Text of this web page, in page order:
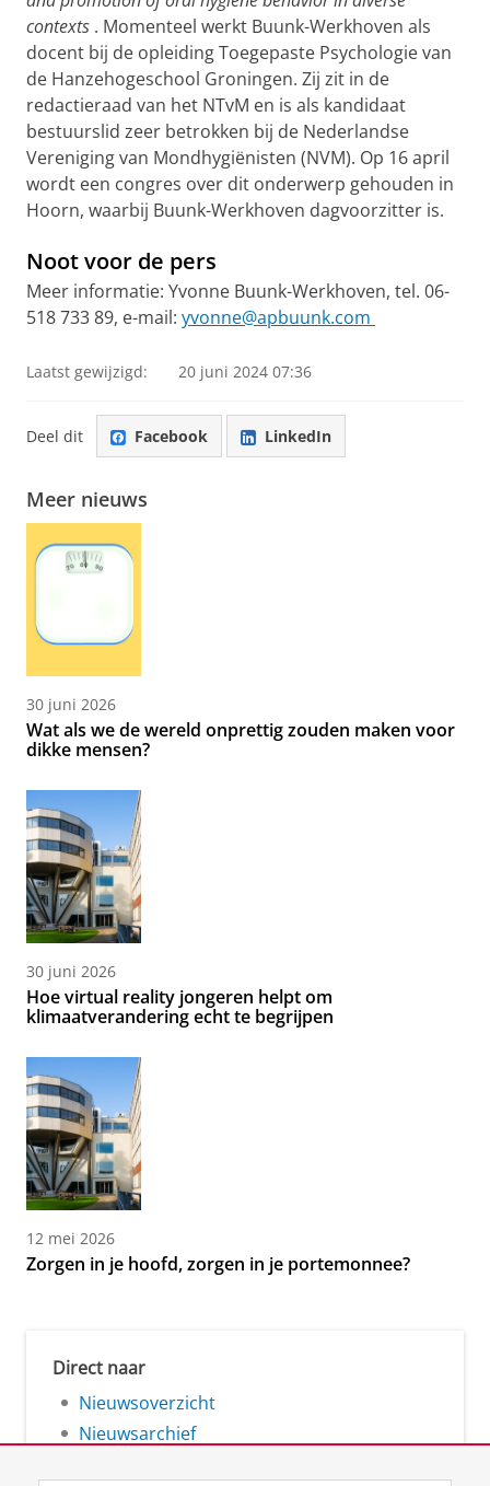
contexts . Momenteel werkt Buunk-Werkhoven als
docent bij de opleiding Toegepaste Psychologie van
de Hanzehogeschool Groningen. Zij zit in de
redactieraad van het NTvM en is als kandidaat
bestuurslid zeer betrokken bij de Nederlandse
Vereniging van Mondhygiënisten (NVM). Op 16 april
wordt een congres over dit onderwerp gehouden in
Hoorn, waarbij Buunk-Werkhoven dagvoorzitter is.
Noot voor de pers
Meer informatie: Yvonne Buunk-Werkhoven, tel. 06-
518 733 89, e-mail: yvonne@apbuunk.com
Laatst gewijzigd: 20 juni 2024 07:36
Deel dit Facebook LinkedIn
Meer nieuws
30 juni 2026
Wat als we de wereld onprettig zouden maken voor
dikke mensen?
30 juni 2026
Hoe virtual reality jongeren helpt om
klimaatverandering echt te begrijpen
12 mei 2026
Zorgen in je hoofd, zorgen in je portemonnee?
Direct naar
Nieuwsoverzicht
Nieuwsarchief